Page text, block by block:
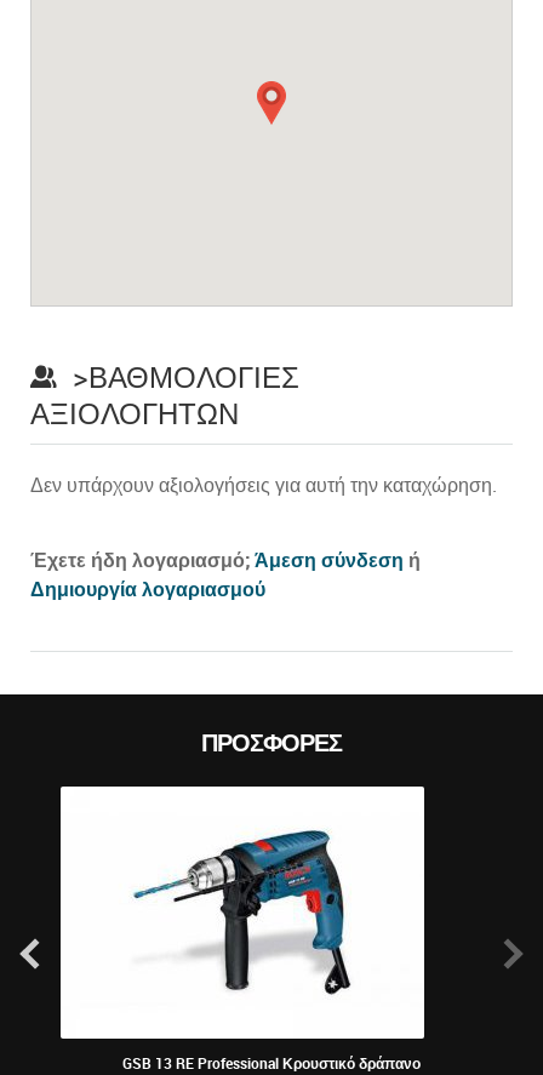
>ΒΑΘΜΟΛΟΓΊΕΣ
ΑΞΙΟΛΟΓΗΤΏΝ
Δεν υπάρχουν αξιολογήσεις για αυτή την καταχώρηση.
Έχετε ήδη λογαριασμό; Άμεση σύνδεση ή
Δημιουργία λογαριασμού
ΠΡΟΣΦΟΡΈΣ
GSB 13 RE Professional Κρουστικό δράπανο